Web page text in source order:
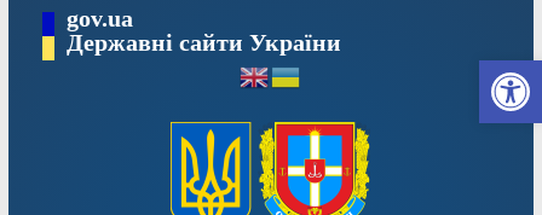
Перейтиgov.ua
Державні сайти України